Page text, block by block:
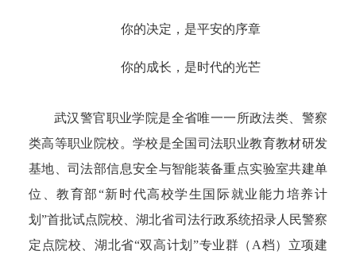
你的决定，是平安的序章
你的成长，是时代的光芒
武汉警官职业学院是全省唯一一所政法类、警察
类高等职业院校。学校是全国司法职业教育教材研发
基地、司法部信息安全与智能装备重点实验室共建单
位、教育部“新时代高校学生国际就业能力培养计
划”首批试点院校、湖北省司法行政系统招录人民警察
定点院校、湖北省“双高计划”专业群（A档）立项建